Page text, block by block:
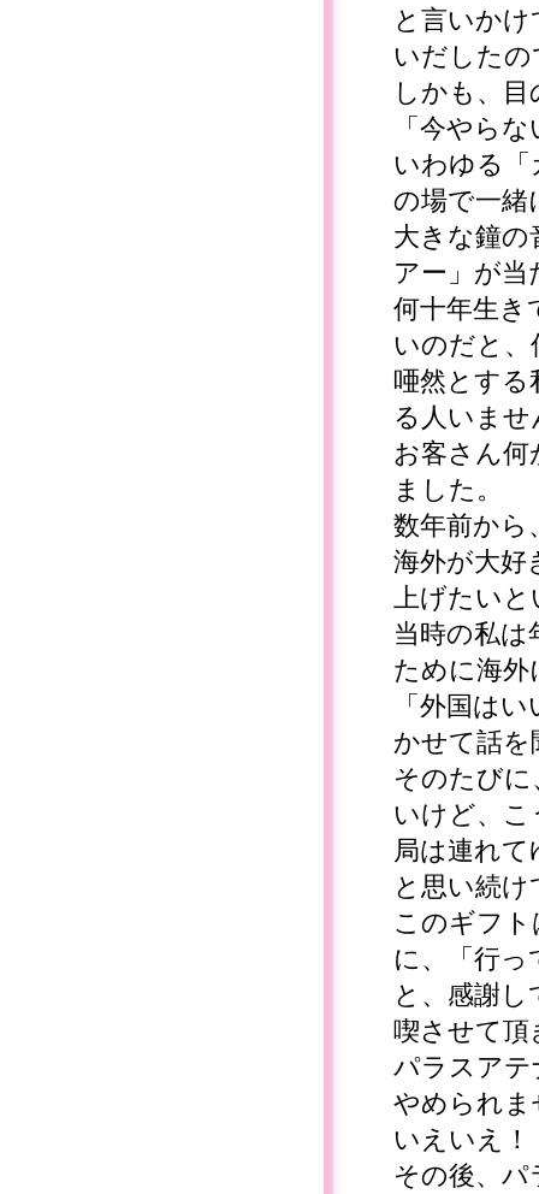
と言いか
いだしたの
しかも、
「今やら
いわゆる
の場で一緒
大きな鐘
アー」が
何十年生き
いのだと
唖然とする
る人いませ
お客さん
ました。
数年前から
海外が大好
上げたい
当時の私
ために海
「外国は
かせて話を
そのたび
いけど、
局は連れ
と思い続
このギフ
に、「行
と、感謝
喫させて頂
パラスアテ
やめられま
いえいえ！
その後、